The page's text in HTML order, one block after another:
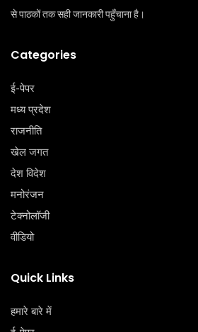
से पाठकों तक सही जानकारी पहुँचाना है।
Categories
ई-पेपर
मध्य प्रदेश
राजनीति
खेल जगत
देश विदेश
मनोरंजन
टेक्‍नोलॉजी
वीडियो
Quick Links
हमारे बारे में